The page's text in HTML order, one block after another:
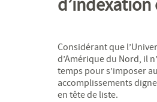
d’indexation
Considérant que
d’Amérique du Nord, il
temps pour s’imposer
accomplissements
en tête de liste.